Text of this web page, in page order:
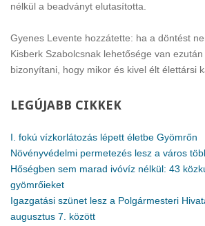
nélkül a beadványt elutasította.
Gyenes Levente hozzátette: ha a döntést
Kisberk Szabolcsnak lehetősége van
bizonyítani, hogy mikor és kivel élt élettársi
LEGÚJABB CIKKEK
I. fokú vízkorlátozás lépett életbe Gyömrőn
Növényvédelmi permetezés lesz a város
Hőségben sem marad ivóvíz nélkül: 43
gyömrőieket
Igazgatási szünet lesz a Polgármesteri
augusztus 7. között